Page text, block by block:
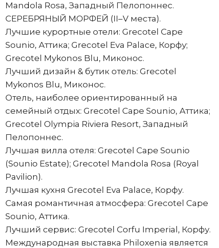
Mandola Rosa, Западный Пелопоннес.
СЕРЕБРЯНЫЙ МОРФЕЙ (II–V места).
Лучшие курортные отели: Grecotel Cape
Sounio, Аттика; Grecotel Eva Palace, Корфу;
Grecotel Mykonos Blu, Миконос.
Лучший дизайн & бутик отель: Grecotel
Mykonos Blu, Миконос.
Отель, наиболее ориентированный на
семейный отдых: Grecotel Cape Sounio, Аттика;
Grecotel Olympia Riviera Resort, Западный
Пелопоннес.
Лучшая вилла отеля: Grecotel Cape Sounio
(Sounio Estate); Grecotel Mandola Rosa (Royal
Pavilion).
Лучшая кухня Grecotel Eva Palace, Корфу.
Самая романтичная атмосфера: Grecotel Cape
Sounio, Аттика.
Лучший сервис: Grecotel Corfu Imperial, Корфу.
Международная выставка Philoxenia является